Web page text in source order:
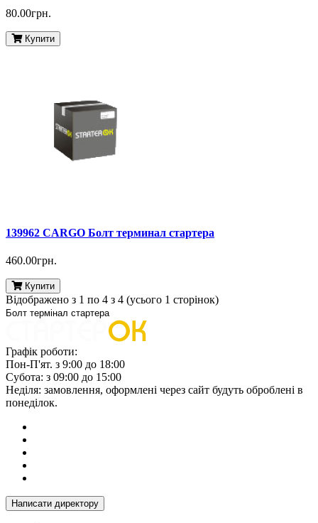
80.00грн.
Купити
139962 CARGO Болт терминал стартера
460.00грн.
Купити
Відображено з 1 по 4 з 4 (усього 1 сторінок)
Болт термінал стартера
Графік роботи:
Пон-П'ят. з 9:00 до 18:00
Субота: з 09:00 до 15:00
Неділя: замовлення, оформлені через сайт будуть оброблені в
понеділок.
Написати директору